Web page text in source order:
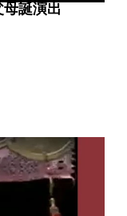
誕演出